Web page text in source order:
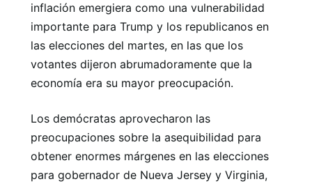
inflación emergiera como una vulnerabilidad
importante para Trump y los republicanos en
las elecciones del martes, en las que los
votantes dijeron abrumadoramente que la
economía era su mayor preocupación.
Los demócratas aprovecharon las
preocupaciones sobre la asequibilidad para
obtener enormes márgenes en las elecciones
para gobernador de Nueva Jersey y Virginia,